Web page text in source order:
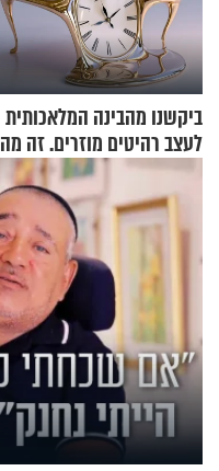
ביקשנו מהבינה המלאכותית
לעצב רהיטים מוזרים. זה מה
שיצא